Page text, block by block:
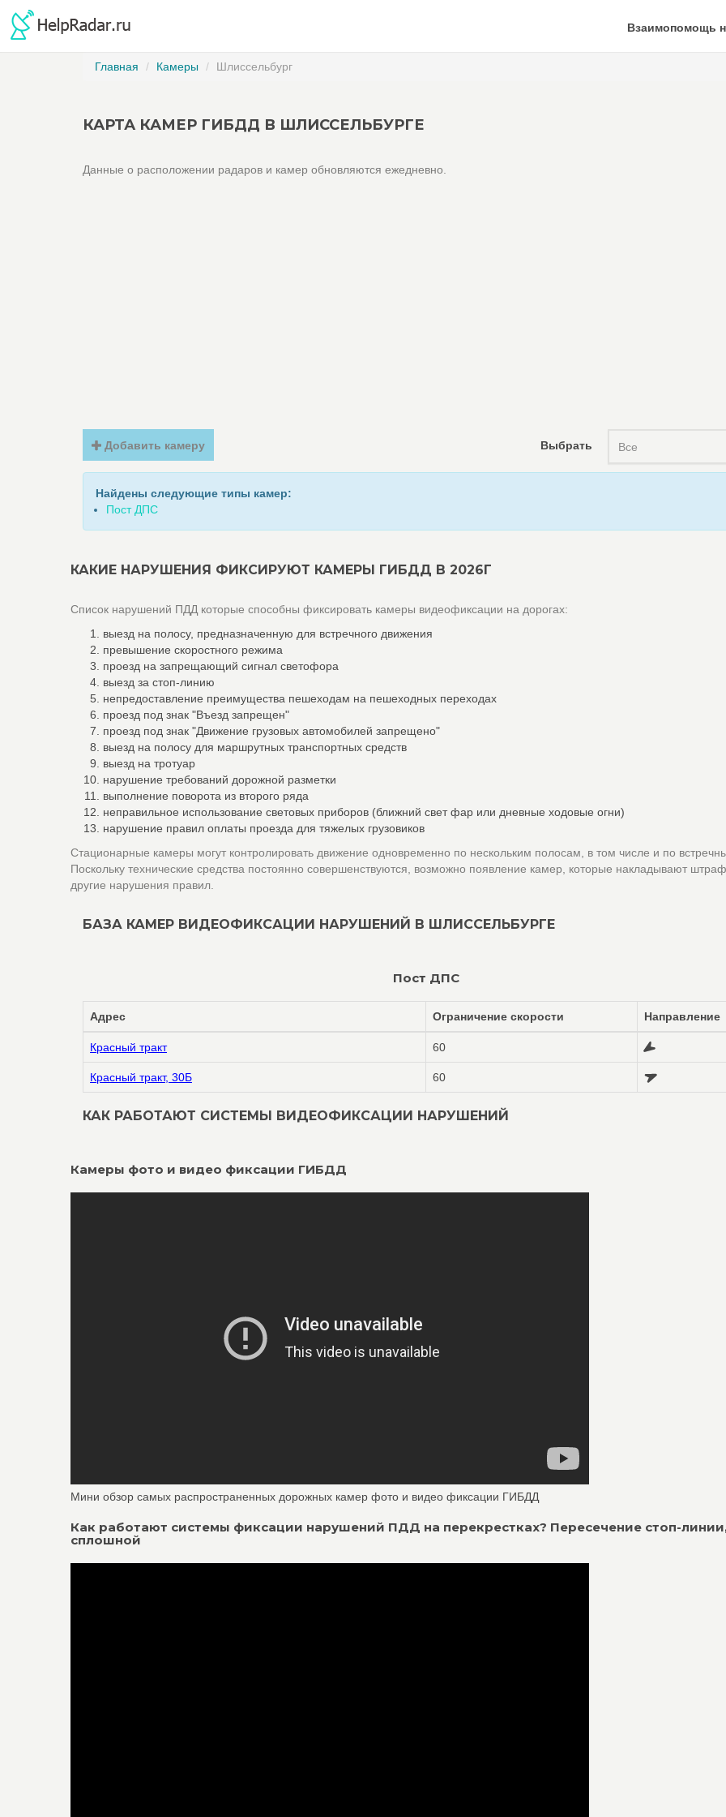
Взаимопомощь
Главная Камеры Шлиссельбург
КАРТА КАМЕР ГИБДД В ШЛИССЕЛЬБУРГЕ
Данные о расположении радаров и камер обновляются ежедневно.
Добавить камеру Выбрать Все
Найдены следующие типы камер:
Пост ДПС
КАКИЕ НАРУШЕНИЯ ФИКСИРУЮТ КАМЕРЫ ГИБДД В 2026Г
Список нарушений ПДД которые способны фиксировать камеры видеофиксации на дорогах:
выезд на полосу, предназначенную для встречного движения
превышение скоростного режима
проезд на запрещающий сигнал светофора
выезд за стоп-линию
непредоставление преимущества пешеходам на пешеходных переходах
проезд под знак "Въезд запрещен"
проезд под знак "Движение грузовых автомобилей запрещено"
выезд на полосу для маршрутных транспортных средств
выезд на тротуар
нарушение требований дорожной разметки
выполнение поворота из второго ряда
неправильное использование световых приборов (ближний свет фар или дневные ходовые огни)
нарушение правил оплаты проезда для тяжелых грузовиков
Стационарные камеры могут контролировать движение одновременно по нескольким полосам, в том числе и по
Поскольку технические средства постоянно совершенствуются, возможно появление камер, которые накладывают
другие нарушения правил.
БАЗА КАМЕР ВИДЕОФИКСАЦИИ НАРУШЕНИЙ В ШЛИССЕЛЬБУРГЕ
Пост ДПС
Адрес Ограничение скорости Направление
Красный тракт 60
Красный тракт, 30Б 60
КАК РАБОТАЮТ СИСТЕМЫ ВИДЕОФИКСАЦИИ НАРУШЕНИЙ
Камеры фото и видео фиксации ГИБДД
Мини обзор самых распространенных дорожных камер фото и видео фиксации ГИБДД
Как работают системы фиксации нарушений ПДД на перекрестках? Пересечение стоп-
сплошной